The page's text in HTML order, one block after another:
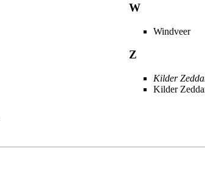
W
Windveer
Z
Kilder
Kilder